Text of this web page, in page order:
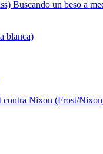
Buscando un beso a
blanca)
contra Nixon (Frost/